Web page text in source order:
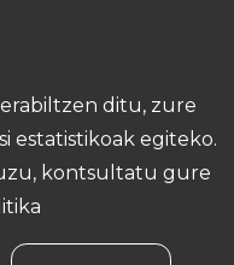
ditu, zure
estatistikoak egiteko.
kontsultatu gure